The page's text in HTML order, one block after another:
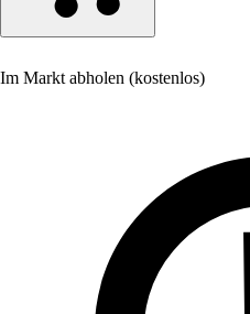
Im Markt abholen (kostenlos)